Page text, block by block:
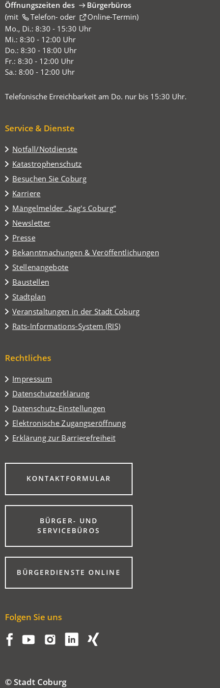
Öffnungszeiten des
Bürgerbüros
(mit
Telefon-oder Online-Termin
(Öffnet
in
einem
neuen
Tab)
)
Mo., Di.: 8:30 - 15:30 Uhr
Mi.: 8:30 - 12:00 Uhr
Do.: 8:30 - 18:00 Uhr
Fr.: 8:30 - 12:00 Uhr
Sa.: 8:00 - 12:00 Uhr
Telefonische Erreichbarkeit am Do. nur bis 15:30 Uhr.
Service & Dienste
Notfall/Notdienste
Katastrophenschutz
Besuchen Sie Coburg
(Öffnet
in
einem
neuen
Tab)
Karriere
Mängelmelder „Sag's Coburg“
(Öffnet
in
einem
neuen
Tab)
Newsletter
Presse
Bekanntmachungen & Veröffentlichungen
Stellenangebote
Baustellen
Stadtplan
(Öffnet
in
einem
neuen
Veranstaltungen in der Stadt Coburg
(Öffnet
in
einem
Tab)
Rats-Informations-System (RIS)
(Öffnet
neuen
Rechtliches
Impressum
Datenschutzerklärung
Datenschutz-Einstellungen
Elektronische Zugangseröffnung
Erklärung zur Barrierefreiheit
KONTAKTFORMULAR
(ÖFFNET
EINEM
NEUEN
BÜRGER- UND
SERVICEBÜROS
(ÖFFNET
EINEM
NEUEN
TAB)BÜRGERDIENSTE ONLINE
(ÖFFNET
EINEM
Folgen Sie uns
© Stadt Coburg